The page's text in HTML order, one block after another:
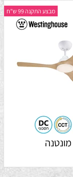
מבצע התקנה 99 ש"ח
מונטנה